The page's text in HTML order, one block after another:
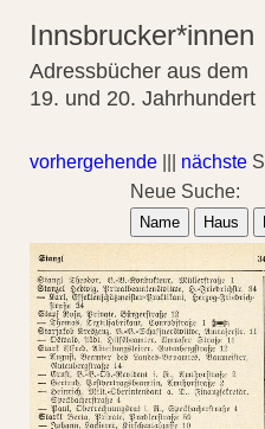
Innsbrucker*innen
Adressbücher aus dem
19. und 20. Jahrhundert
vorhergehende nächste
Neue Suche:
Name Haus